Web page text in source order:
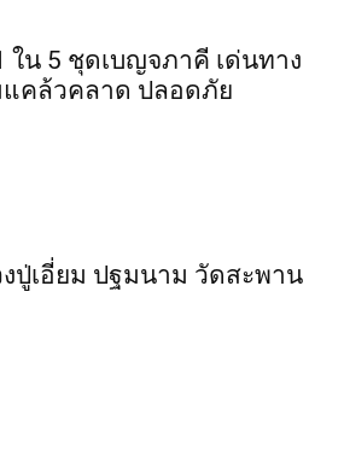
ใน 5​ ชุดเบญจ​ภาคี​ เด่นทาง
คล้วคลาด​ ปลอดภัย​
ปู่เอี่ยม ​ปฐม​นาม​ วัดสะพาน